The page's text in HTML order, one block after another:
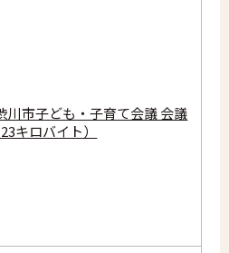
川市子ども・子育て会議 会議
キロバイト）